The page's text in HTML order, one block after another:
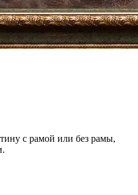
с рамой или без рамы,